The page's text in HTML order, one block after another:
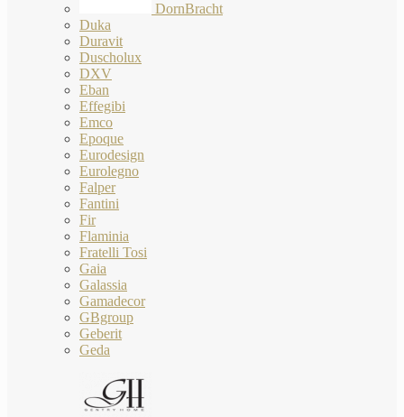
DornBracht
Duka
Duravit
Duscholux
DXV
Eban
Effegibi
Emco
Epoque
Eurodesign
Eurolegno
Falper
Fantini
Fir
Flaminia
Fratelli Tosi
Gaia
Galassia
Gamadecor
GBgroup
Geberit
Geda